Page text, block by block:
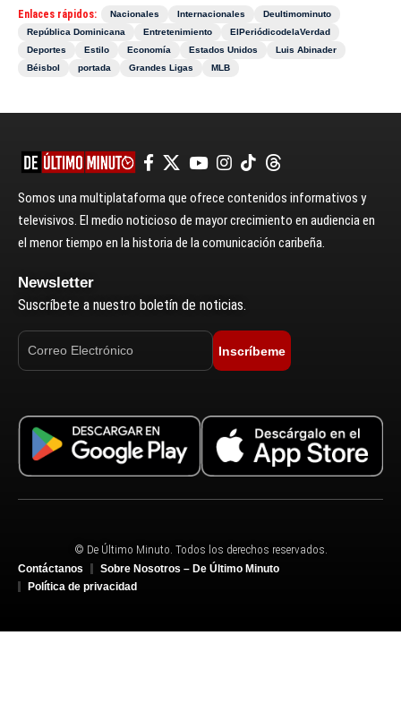
Enlaces rápidos: Nacionales Internacionales
Deultimominuto
República Dominicana
Entretenimiento
ElPeriódicodelaVerdad
Deportes
Estilo Economía Estados Unidos
Luis Abinader
Béisbol
portada Grandes Ligas MLB
Somos una multiplataforma que ofrece contenidos informativos y
televisivos. El medio noticioso de mayor crecimiento en audiencia en
el menor tiempo en la historia de la comunicación caribeña.
Newsletter
Suscríbete a nuestro boletín de noticias.
Inscríbeme
© De Último Minuto. Todos los derechos reservados.
Contáctanos
Sobre Nosotros – De Último Minuto
Política de privacidad